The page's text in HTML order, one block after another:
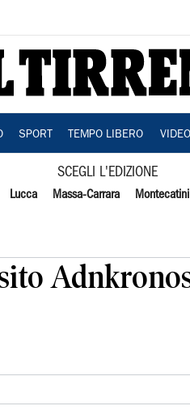
SPORT TEMPO LIBERO VIDEO
SCEGLI L'EDIZIONE
Lucca Massa-Carrara Montecatini